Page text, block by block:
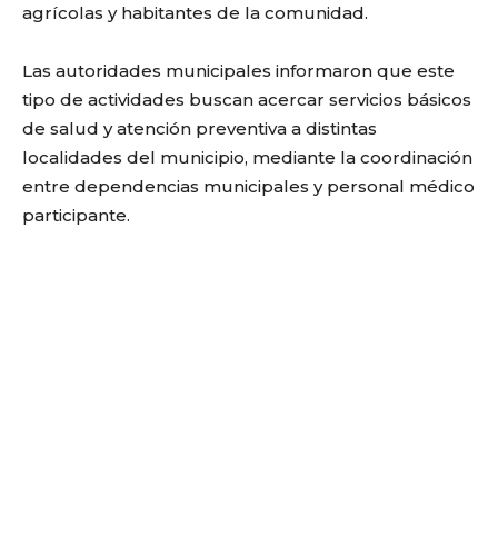
agrícolas y habitantes de la comunidad.
Las autoridades municipales informaron que este
tipo de actividades buscan acercar servicios básicos
de salud y atención preventiva a distintas
localidades del municipio, mediante la coordinación
entre dependencias municipales y personal médico
participante.